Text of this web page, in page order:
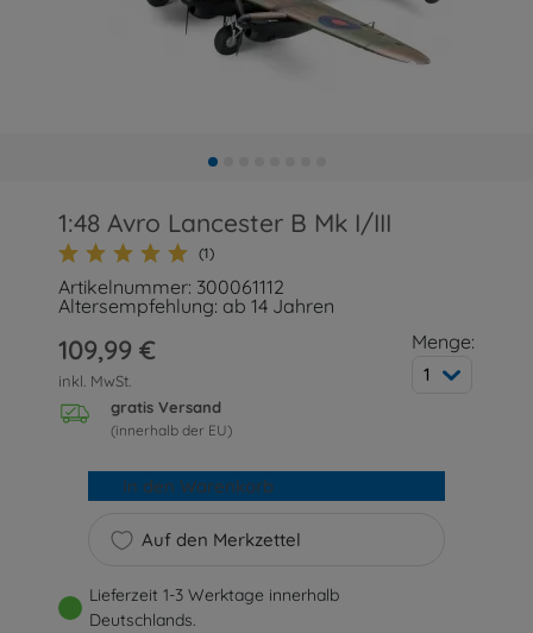
1:48 Avro Lancester B Mk I/III
(1)
Artikelnummer: 300061112
Altersempfehlung: ab 14 Jahren
109,99 €
inkl. MwSt.
gratis Versand
(innerhalb der EU)
Menge:
1
Auf den Merkzettel
In den Warenkorb
Lieferzeit 1-3 Werktage innerhalb
Deutschlands.